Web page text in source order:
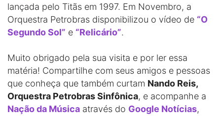
lançada pelo Titãs em 1997. Em Novembro, a
Orquestra Petrobras disponibilizou o vídeo de “O
Segundo Sol” e “Relicário”.
Muito obrigado pela sua visita e por ler essa
matéria! Compartilhe com seus amigos e pessoas
que conheça que também curtam Nando Reis,
Orquestra Petrobras Sinfônica, e acompanhe a
Nação da Música através do Google Notícias,